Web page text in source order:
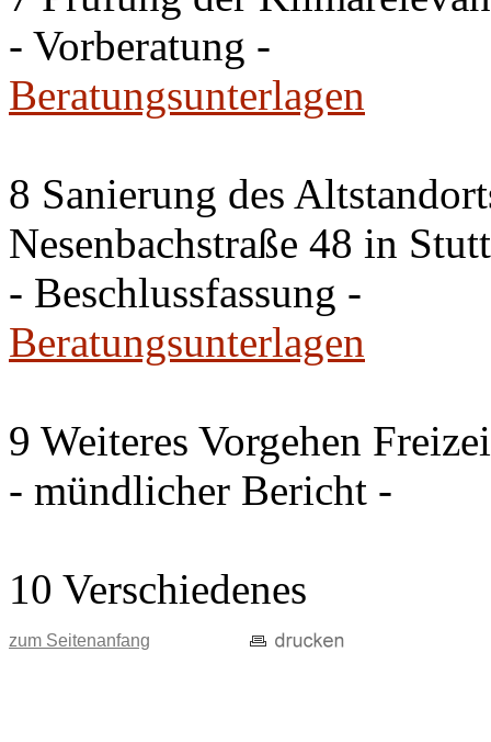
- Vorberatung -
Beratungsunterlagen
8 Sanierung des
Nesenbachstraße 48 in
- Beschlussfassung -
Beratungsunterlagen
9 Weiteres Vorgehen
- mündlicher Bericht -
10 Verschiedenes
zum Seitenanfang